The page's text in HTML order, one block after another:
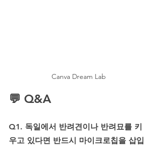
Canva Dream Lab
💬 Q&A
Q1. 독일에서 반려견이나 반려묘를 키
우고 있다면 반드시 마이크로칩을 삽입